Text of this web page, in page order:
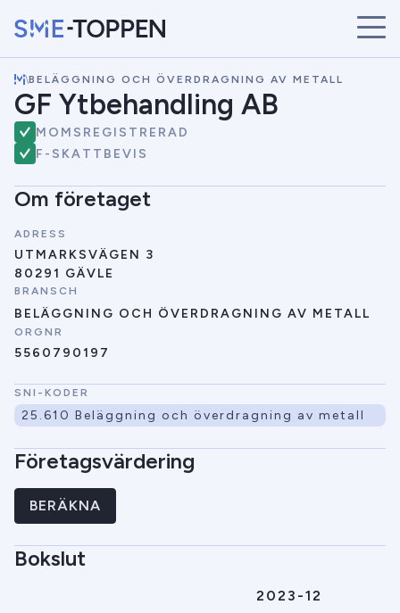
START
ÅRETS VINNARE
BRANSCHER
SÖK
NYHETER
\BELÄGGNING OCH ÖVERDRAGNING AV METALL
GF Ytbehandling AB
MOMSREGISTRERAD
F-SKATTBEVIS
Om företaget
ADRESS
UTMARKSVÄGEN 3
80291 GÄVLE
BRANSCH
BELÄGGNING OCH ÖVERDRAGNING AV METALL
ORGNR
5560790197
SNI-KODER
25.610 Beläggning och överdragning av metall
Företagsvärdering
BERÄKNA
Bokslut
2023-12